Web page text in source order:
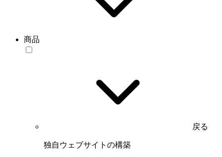
商品
戻る
独自ウェブサイトの構築